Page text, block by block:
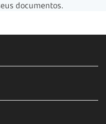
documentos.